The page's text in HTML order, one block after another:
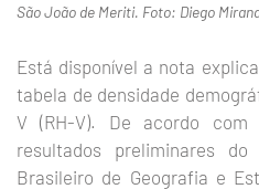
São João de Meriti. Foto: Diego
Está disponível a nota
tabela de densidade
V (RH-V). De acordo
resultados preliminares
Brasileiro de Geografia e